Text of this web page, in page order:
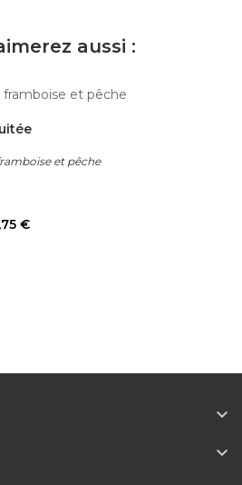
aussi :
et pêche
€

